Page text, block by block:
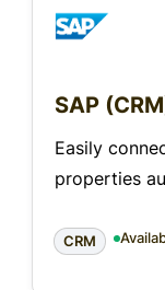
SAP
Easily
properties
CRM